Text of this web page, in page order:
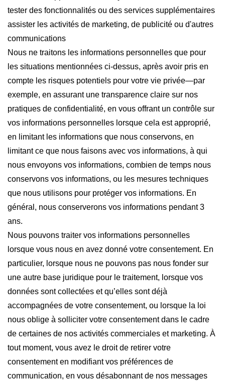
tester des fonctionnalités ou des services supplémentaires
assister les activités de marketing, de publicité ou d'autres
communications
Nous ne traitons les informations personnelles que pour
les situations mentionnées ci-dessus, après avoir pris en
compte les risques potentiels pour votre vie privée—par
exemple, en assurant une transparence claire sur nos
pratiques de confidentialité, en vous offrant un contrôle sur
vos informations personnelles lorsque cela est approprié,
en limitant les informations que nous conservons, en
limitant ce que nous faisons avec vos informations, à qui
nous envoyons vos informations, combien de temps nous
conservons vos informations, ou les mesures techniques
que nous utilisons pour protéger vos informations. En
général, nous conserverons vos informations pendant 3
ans.
Nous pouvons traiter vos informations personnelles
lorsque vous nous en avez donné votre consentement. En
particulier, lorsque nous ne pouvons pas nous fonder sur
une autre base juridique pour le traitement, lorsque vos
données sont collectées et qu’elles sont déjà
accompagnées de votre consentement, ou lorsque la loi
nous oblige à solliciter votre consentement dans le cadre
de certaines de nos activités commerciales et marketing. À
tout moment, vous avez le droit de retirer votre
consentement en modifiant vos préférences de
communication, en vous désabonnant de nos messages